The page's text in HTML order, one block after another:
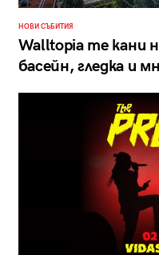
НОВИ СЪБИТИЯ
Walltopia те кани
басейн, гледка и